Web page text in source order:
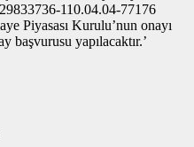
110.04.04-77176
Piyasası Kurulu’nun onayı
başvurusu yapılacaktır.’